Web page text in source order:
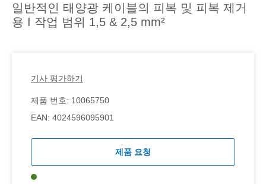
일반적인 태양광 케이블의 피복 및 피복 제거
용 I 작업 범위 1,5 & 2,5 mm²
기사 평가하기
제품 번호: 10065750
EAN: 4024596095901
제품 요청